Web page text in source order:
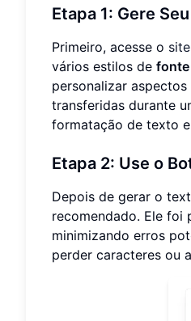
Etapa 1: Gere
Primeiro, acesse o
vários estilos de
personalizar
transferidas durante
formatação de texto
Etapa 2: Use o
Depois de gerar o
recomendado. Ele foi
minimizando erros
perder caracteres ou